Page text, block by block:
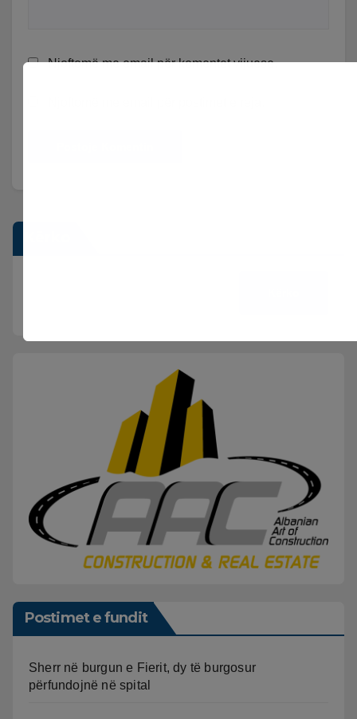
Njoftomë me email për komentet vijuese.
Postimet e fundit
Sherr në burgun e Fierit, dy të burgosur
përfundojnë në spital